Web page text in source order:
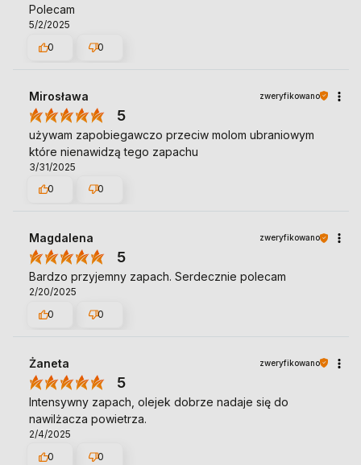
Polecam
5/2/2025
0
0
Mirosława zweryfikowano
5
używam zapobiegawczo przeciw molom ubraniowym
które nienawidzą tego zapachu
3/31/2025
0
0
Magdalena zweryfikowano
5
Bardzo przyjemny zapach. Serdecznie polecam
2/20/2025
0
0
Żaneta zweryfikowano
5
Intensywny zapach, olejek dobrze nadaje się do
nawilżacza powietrza.
2/4/2025
0
0